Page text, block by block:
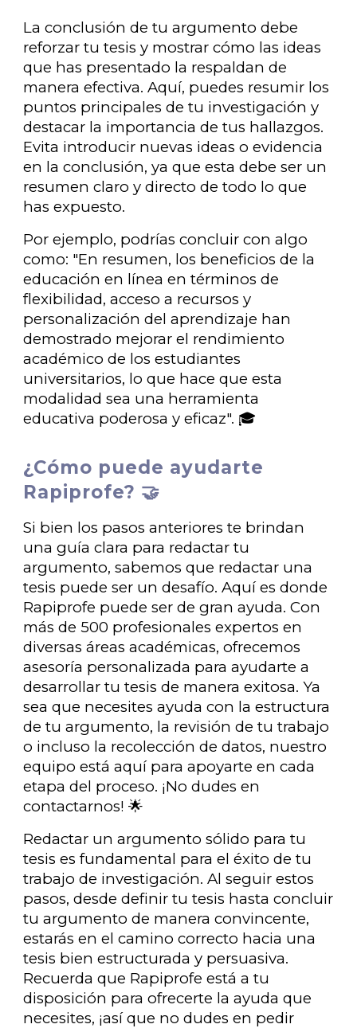
La conclusión de tu argumento debe
reforzar tu tesis y mostrar cómo las ideas
que has presentado la respaldan de
manera efectiva. Aquí, puedes resumir los
puntos principales de tu investigación y
destacar la importancia de tus hallazgos.
Evita introducir nuevas ideas o evidencia
en la conclusión, ya que esta debe ser un
resumen claro y directo de todo lo que
has expuesto.
Por ejemplo, podrías concluir con algo
como: "En resumen, los beneficios de la
educación en línea en términos de
flexibilidad, acceso a recursos y
personalización del aprendizaje han
demostrado mejorar el rendimiento
académico de los estudiantes
universitarios, lo que hace que esta
modalidad sea una herramienta
educativa poderosa y eficaz". 🎓
¿Cómo puede ayudarte
Rapiprofe? 🤝
Si bien los pasos anteriores te brindan
una guía clara para redactar tu
argumento, sabemos que redactar una
tesis puede ser un desafío. Aquí es donde
Rapiprofe puede ser de gran ayuda. Con
más de 500 profesionales expertos en
diversas áreas académicas, ofrecemos
asesoría personalizada para ayudarte a
desarrollar tu tesis de manera exitosa. Ya
sea que necesites ayuda con la estructura
de tu argumento, la revisión de tu trabajo
o incluso la recolección de datos, nuestro
equipo está aquí para apoyarte en cada
etapa del proceso. ¡No dudes en
contactarnos! 🌟
Redactar un argumento sólido para tu
tesis es fundamental para el éxito de tu
trabajo de investigación. Al seguir estos
pasos, desde definir tu tesis hasta concluir
tu argumento de manera convincente,
estarás en el camino correcto hacia una
tesis bien estructurada y persuasiva.
Recuerda que Rapiprofe está a tu
disposición para ofrecerte la ayuda que
necesites, ¡así que no dudes en pedir